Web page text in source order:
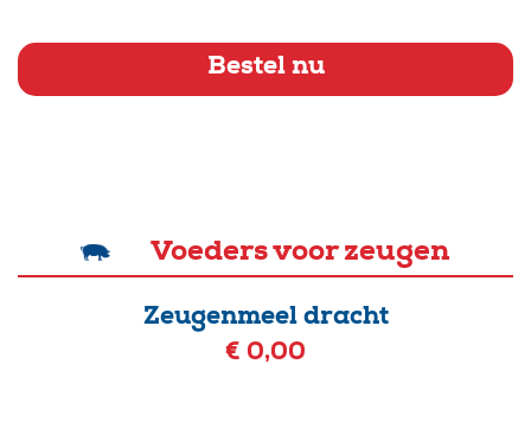
Bestel nu
Voeders voor zeugen
Zeugenmeel dracht
€ 0,00